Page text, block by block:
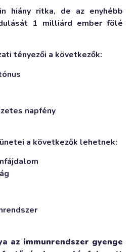
hiány ritka, de az enyhébb
1 milliárd ember fölé
tényezői a következők:
napfény
a következők lehetnek:
az immunrendszer gyenge